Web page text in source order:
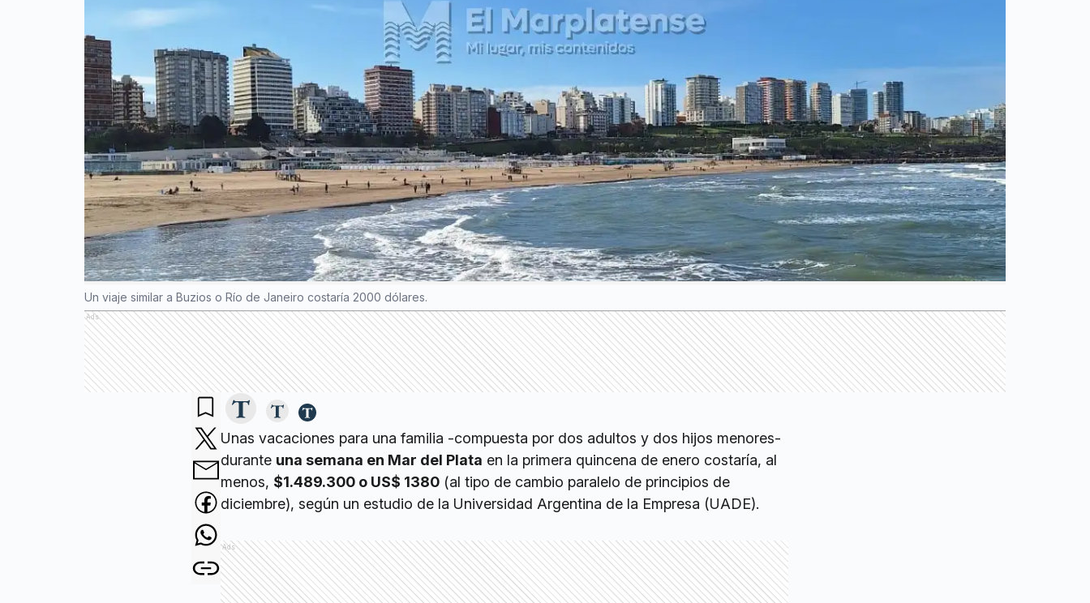
Un viaje similar a Buzios o Río de Janeiro costaría 2000 dólares.
Ads
Unas vacaciones para una familia -compuesta por dos adultos y dos hijos menores-
durante una semana en Mar del Plata en la primera quincena de enero costaría, al
menos, $1.489.300 o US$ 1380 (al tipo de cambio paralelo de principios de
diciembre), según un estudio de la Universidad Argentina de la Empresa (UADE).
Ads